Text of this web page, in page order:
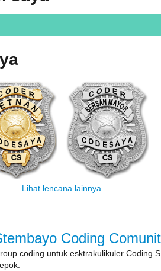
Lihat lencana lainnya
Coding
coding untuk esktrakulikuler Coding